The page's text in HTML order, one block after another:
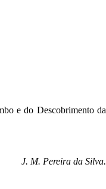
e do Descobrimento da
J. M. Pereira da Silva.